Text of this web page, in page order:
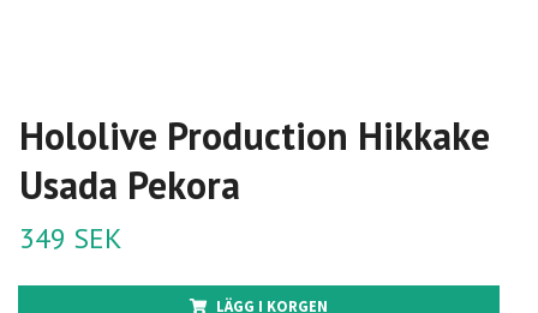
Hololive Production Hikkake
Usada Pekora
349 SEK
LÄGG I KORGEN